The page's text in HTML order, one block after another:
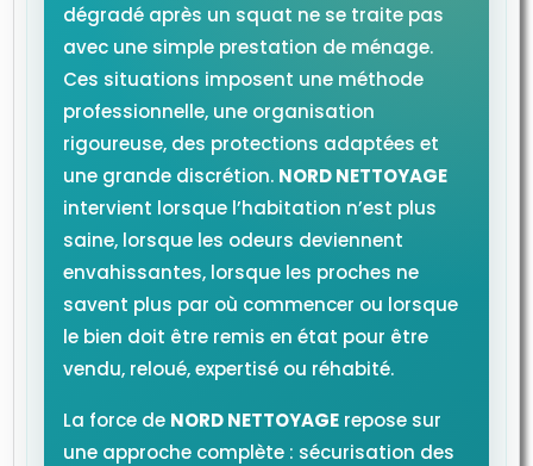
dégradé après un squat ne se traite pas
avec une simple prestation de ménage.
Ces situations imposent une méthode
professionnelle, une organisation
rigoureuse, des protections adaptées et
une grande discrétion. NORD NETTOYAGE
intervient lorsque l’habitation n’est plus
saine, lorsque les odeurs deviennent
envahissantes, lorsque les proches ne
savent plus par où commencer ou lorsque
le bien doit être remis en état pour être
vendu, reloué, expertisé ou réhabité.
La force de NORD NETTOYAGE repose sur
une approche complète : sécurisation des